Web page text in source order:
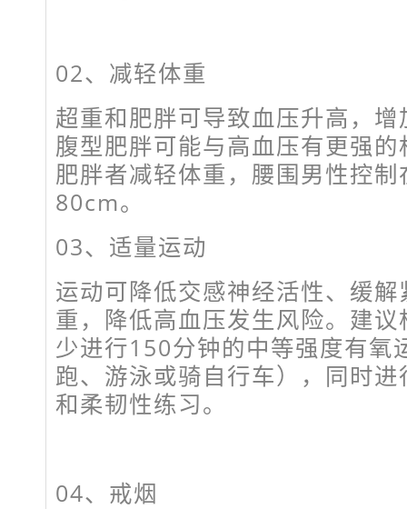
02、 减轻体重
超重和肥胖可导致血压升高，
腹型肥胖可能与高血压有更强
肥胖者减轻体重，腰围男性控
80cm。
03、 适量运动
运动可降低交感神经活性、缓
重，降低高血压发生风险。建
少进行150分钟的中等强度有氧
跑、游泳或骑自行车），同时
和柔韧性练习。
04、 戒烟